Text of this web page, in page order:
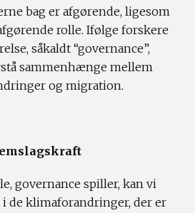
bag er afgørende, ligesom
rolle. Ifølge forskere
såkaldt “governance”,
sammenhænge mellem
og migration.
governance spiller, kan vi
de klimaforandringer, der er